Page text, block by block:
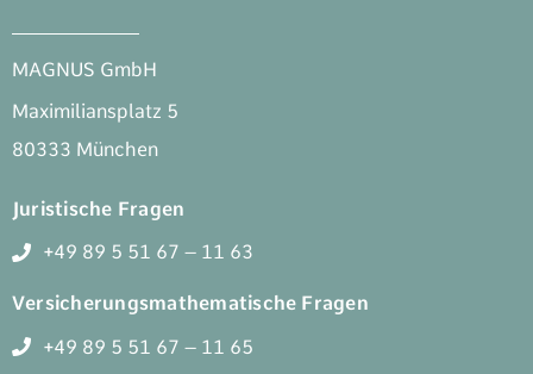
MAGNUS GmbH
Maximiliansplatz 5
80333 München
Juristische Fragen
+49 89 5 51 67 – 11 63
Versicherungsmathematische Fragen
+49 89 5 51 67 – 11 65